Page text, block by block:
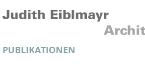
PUBLIKATIONEN